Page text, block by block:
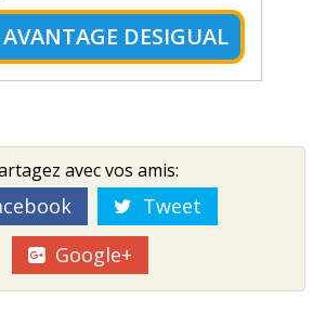
DESIGUAL
avec vos amis:
Tweet
Google+